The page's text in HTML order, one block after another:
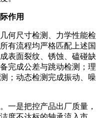
作用
何尺寸检测、力学性能检
有流程均严格匹配上述国
表面裂纹、锈蚀、磕碰缺
完成公差与跳动检测；理
；动态检测完成振动、噪
一是把控产品出厂质量，